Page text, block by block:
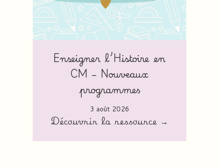
Enseigner l’Histoire en
CM – Nouveaux
programmes
3 août 2026
Découvrir la ressource →